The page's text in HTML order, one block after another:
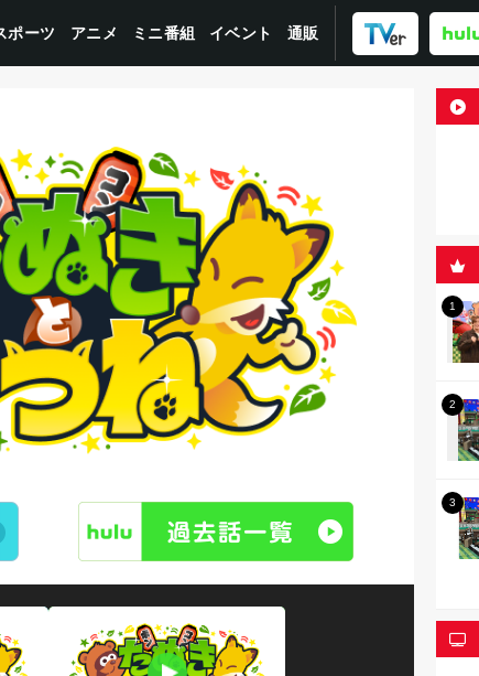
ポーツ アニメ ミニ番組 イベント 通販